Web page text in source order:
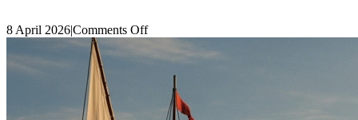
8 April 2026|Comments Off